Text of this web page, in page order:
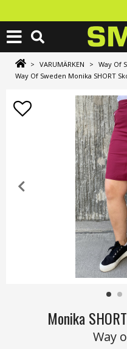
> VARUMÄRKEN > Way Of
Way Of Sweden Monika SHORT
Monika
Way